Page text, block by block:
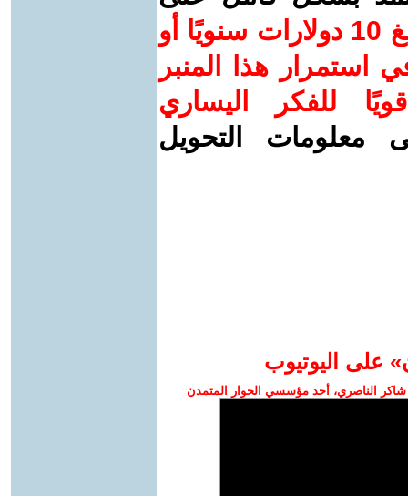
ساهم/ي معنا! بدعمكم بمبلغ 10 دولارات سنويًا أو
استمرار هذا المنبر
للفكر اليساري
معلومات التحويل
على اليوتيوب
الناصري، أحد مؤسسي الحوار المتمدن